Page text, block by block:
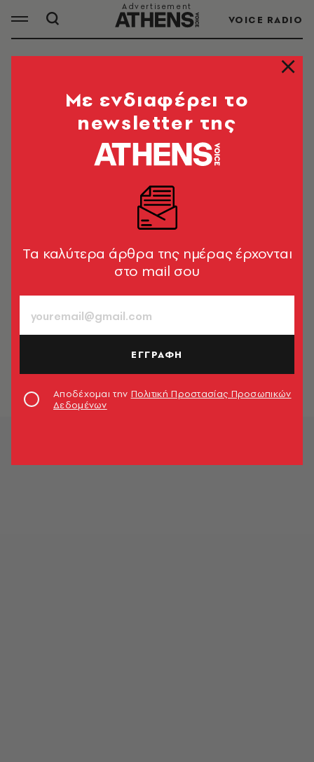
VOICE RADIO
ΕΛΛΗΝΙΚΟ ΧΡΕΟΣ
ΟΛΑ ΤΑ ΑΡΘΡΑ ΤΟΥ TAG
ΠΟΛΙΤΙΚΗ & ΟΙΚΟΝΟΜΙΑ
test για το δημόσιο χρέος - Μείωση
και στο δυσμενές σενάριο
ΠΟΛΙΤΙΚΗ & ΟΙΚΟΝΟΜΙΑ
Από το 212,9% στο 143,5%: Η
χρέους
Mε ενδιαφέρει το
newsletter της
Tα καλύτερα άρθρα της ημέρας έρχονται
στο mail σου
ΕΓΓΡΑΦΗ
Αποδέχομαι την Πολιτική Προστασίας Προσωπικών
Δεδομένων